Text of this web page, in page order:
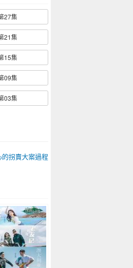
27集
21集
15集
09集
03集
拐賣大案過程